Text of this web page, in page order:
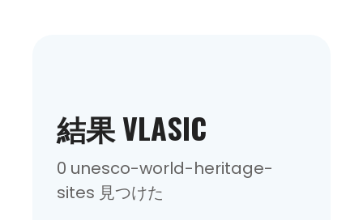
結果 VLASIC
0 unesco-world-heritage-
sites 見つけた